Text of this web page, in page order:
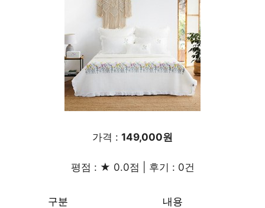
가격 : 149,000원
평점 : ★ 0.0점 | 후기 : 0건
구분 내용